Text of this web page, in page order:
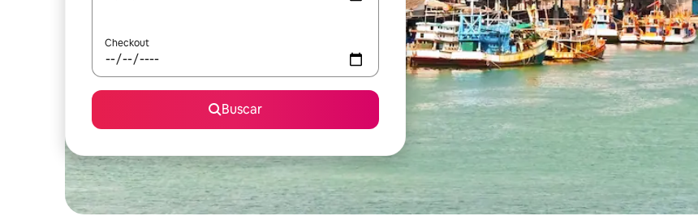
Checkout
Buscar